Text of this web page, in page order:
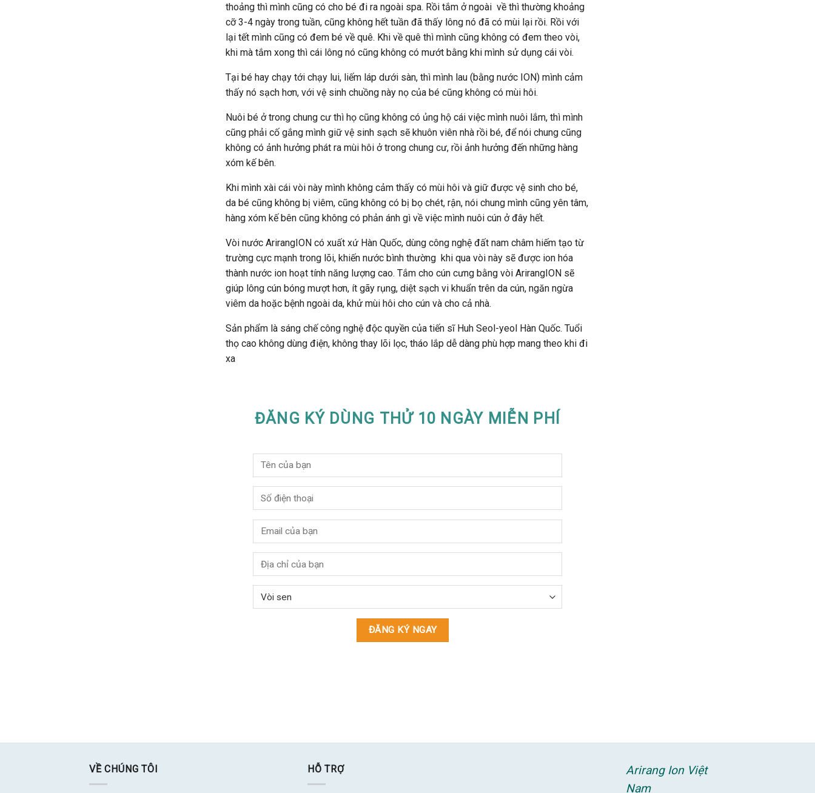
thoảng thì mình cũng có cho bé đi ra ngoài spa. Rồi tắm ở ngoài về thì thường khoảng
cỡ 3-4 ngày trong tuần, cũng không hết tuần đã thấy lông nó đã có mùi lại rồi. Rồi với
lại tết mình cũng có đem bé về quê. Khi về quê thì mình cũng không có đem theo vòi,
khi mà tắm xong thì cái lông nó cũng không có mướt bằng khi mình sử dụng cái vòi.
Tại bé hay chạy tới chạy lui, liếm láp dưới sàn, thì mình lau (bằng nước ION) mình cảm
thấy nó sạch hơn, với vệ sinh chuồng này nọ của bé cũng không có mùi hôi.
Nuôi bé ở trong chung cư thì họ cũng không có ủng hộ cái việc mình nuôi lắm, thì mình
cũng phải cố gắng mình giữ vệ sinh sạch sẽ khuôn viên nhà rồi bé, để nói chung cũng
không có ảnh hưởng phát ra mùi hôi ở trong chung cư, rồi ảnh hưởng đến những hàng
xóm kế bên.
Khi mình xài cái vòi này mình không cảm thấy có mùi hôi và giữ được vệ sinh cho bé,
da bé cũng không bị viêm, cũng không có bị bọ chét, rận, nói chung mình cũng yên tâm,
hàng xóm kế bên cũng không có phản ánh gì về việc mình nuôi cún ở đây hết.
Vòi nước ArirangION có xuất xứ Hàn Quốc, dùng công nghệ đất nam châm hiếm tạo từ
trường cực mạnh trong lõi, khiến nước bình thường khi qua vòi này sẽ được ion hóa
thành nước ion hoạt tính năng lượng cao. Tắm cho cún cưng bằng vòi ArirangION sẽ
giúp lông cún bóng mượt hơn, ít gãy rụng, diệt sạch vi khuẩn trên da cún, ngăn ngừa
viêm da hoặc bệnh ngoài da, khử mùi hôi cho cún và cho cả nhà.
Sản phẩm là sáng chế công nghệ độc quyền của tiến sĩ Huh Seol-yeol Hàn Quốc. Tuổi
thọ cao không dùng điện, không thay lõi lọc, tháo lắp dễ dàng phù hợp mang theo khi đi
xa
ĐĂNG KÝ DÙNG THỬ 10 NGÀY MIỄN PHÍ
VỀ CHÚNG TÔI HỖ TRỢ
Arirang Ion Việt
Nam